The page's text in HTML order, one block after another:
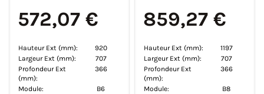
572,07 €
Hauteur Ext (mm):
920
Largeur Ext (mm):
707
Profondeur Ext
(mm):
366
Module:
B6
859,27 €
Hauteur Ext (mm):
1197
Largeur Ext (mm):
707
Profondeur Ext
(mm):
366
Module:
B8